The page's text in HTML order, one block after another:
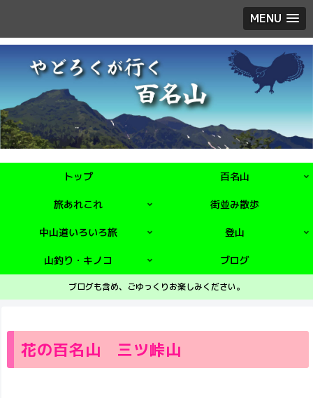
MENU
トップ 百名山
旅あれこれ 街並み散歩
中山道いろいろ旅 登山
山釣り・キノコ ブログ
ブログも含め、ごゆっくりお楽しみください。
花の百名山 三ツ峠山